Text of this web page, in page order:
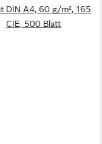
DIN A4, 60 g/m², 165
CIE, 500 Blatt